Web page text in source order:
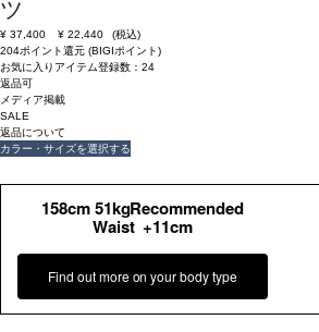
ツ
¥ 37,400 ¥ 22,440
(税込)
204ポイント還元 (BIGIポイント)
お気に入りアイテム登録数： 24
返品可
メディア掲載
SALE
返品について
カラー・サイズを選択する
158cm 51kgRecommended
Waist +11cm
Find out more on your body type